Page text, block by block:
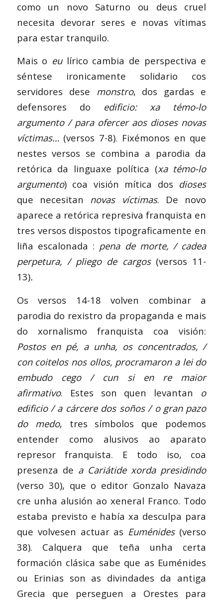
como un novo Saturno ou deus cruel
necesita devorar seres e novas vítimas
para estar tranquilo.
Mais o eu lírico cambia de perspectiva e
séntese ironicamente solidario cos
servidores dese monstro, dos gardas e
defensores do edificio: xa témo-lo
argumento / para ofercer aos dioses novas
víctimas…(versos 7-8). Fixémonos en que
nestes versos se combina a parodia da
retórica da linguaxe política (xa témo-lo
argumento) coa visión mítica dos dioses
que necesitan novas víctimas. De novo
aparece a retórica represiva franquista en
tres versos dispostos tipograficamente en
liña escalonada : pena de morte, / cadea
perpetura, / pliego de cargos(versos 11-
13).
Os versos 14-18 volven combinar a
parodia do rexistro da propaganda e mais
do xornalismo franquista coa visión:
Postos en pé, a unha, os concentrados, /
con coitelos nos ollos, procramaron a lei do
embudo cego / cun si en re maior
afirmativo. Estes son quen levantan o
edificio / a cárcere dos soños / o gran pazo
do medo, tres símbolos que podemos
entender como alusivos ao aparato
represor franquista. E todo iso, coa
presenza de a Cariátide xorda presidindo
(verso 30), que o editor Gonzalo Navaza
cre unha alusión ao xeneral Franco. Todo
estaba previsto e había xa desculpa para
que volvesen actuar as Euménides (verso
38). Calquera que teña unha certa
formación clásica sabe que as Euménides
ou Erinias son as divindades da antiga
Grecia que perseguen a Orestes para